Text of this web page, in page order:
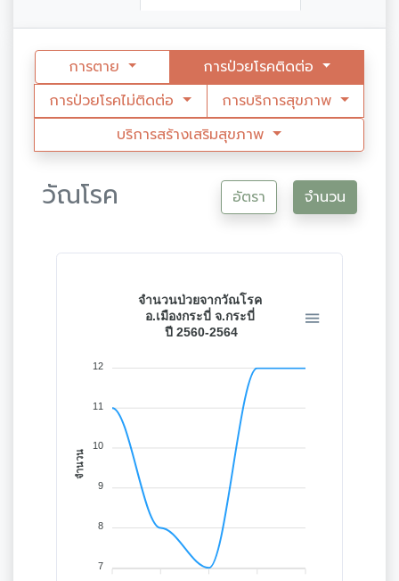
การตาย
การป่วยโรคติดต่อ
การป่วยโรคไม่ติดต่อ
การบริการสุขภาพ
บริการสร้างเสริมสุขภาพ
วัณโรค อัตรา จำนวน